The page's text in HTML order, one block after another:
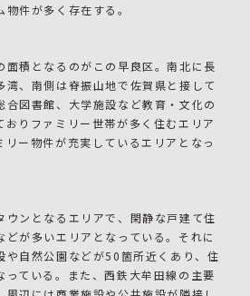
件が多く存在する。
面積となるのがこの早良区。南北に長
湾、南側は脊振山地で佐賀県と接して
合図書館、大学施設など教育・文化の
おりファミリー世帯が多く住むエリア
リー物件が充実しているエリアとなっ
ウンとなるエリアで、閑静な戸建て住
が多いエリアとなっている。それに
や自然公園などが50箇所近くあり、住
っている。また、西鉄大牟田線の主要